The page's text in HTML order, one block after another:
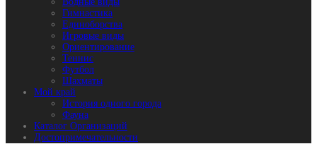
Гимнастика
Единоборства
Игровые виды
Ориентирование
Теннис
Футбол
Шахматы
Мой край
История одного города
Фауна
Каталог Организаций
Достопримечательности